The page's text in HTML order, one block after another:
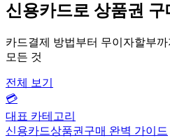
신용카드로 상품권 구
카드결제 방법부터 무이자할부
모든 것
전체 보기
💳
대표 카테고리
신용카드상품권구매 완벽 가이드